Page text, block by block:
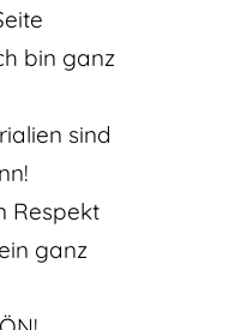
bin ganz
sind
Respekt
ganz